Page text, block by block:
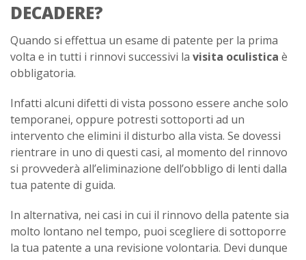
DECADERE?
Quando si effettua un esame di patente per la prima
volta e in tutti i rinnovi successivi la visita oculistica è
obbligatoria.
Infatti alcuni difetti di vista possono essere anche solo
temporanei, oppure potresti sottoporti ad un
intervento che elimini il disturbo alla vista. Se dovessi
rientrare in uno di questi casi, al momento del rinnovo
si provvederà all’eliminazione dell’obbligo di lenti dalla
tua patente di guida.
In alternativa, nei casi in cui il rinnovo della patente sia
molto lontano nel tempo, puoi scegliere di sottoporre
la tua patente a una revisione volontaria. Devi dunque